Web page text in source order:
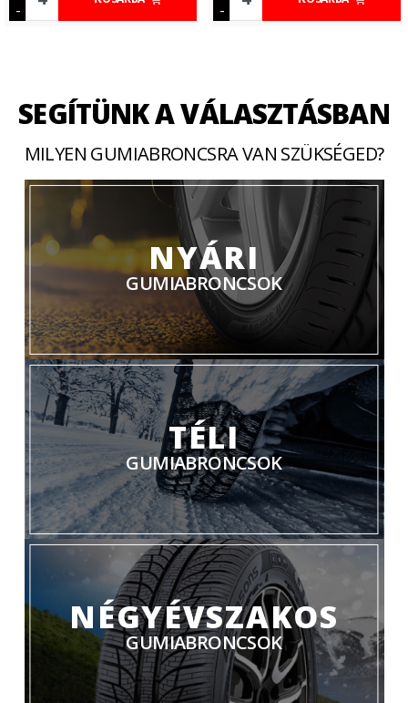
- -
SEGÍTÜNK A VÁLASZTÁSBAN
MILYEN GUMIABRONCSRA VAN SZÜKSÉGED?
NYÁRI
GUMIABRONCSOK
TÉLI
GUMIABRONCSOK
NÉGYÉVSZAKOS
GUMIABRONCSOK